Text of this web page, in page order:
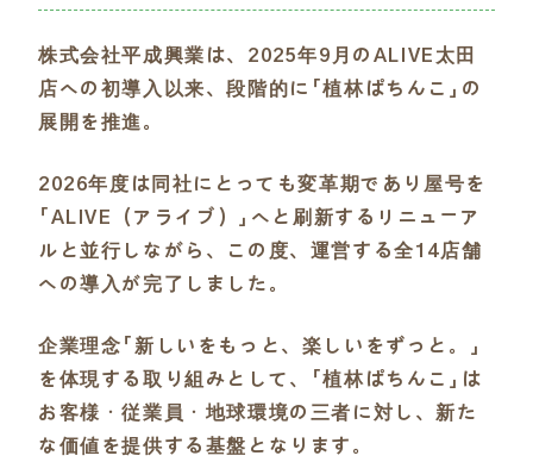
株式会社平成興業は、2025年9月のALIVE太田
店への初導入以来、段階的に「植林ぱちんこ」の
展開を推進。
2026年度は同社にとっても変革期であり屋号を
「ALIVE（アライブ）」へと刷新するリニューア
ルと並行しながら、この度、運営する全14店舗
への導入が完了しました。
企業理念「新しいをもっと、楽しいをずっと。」
を体現する取り組みとして、「植林ぱちんこ」は
お客様・従業員・地球環境の三者に対し、新た
な価値を提供する基盤となります。